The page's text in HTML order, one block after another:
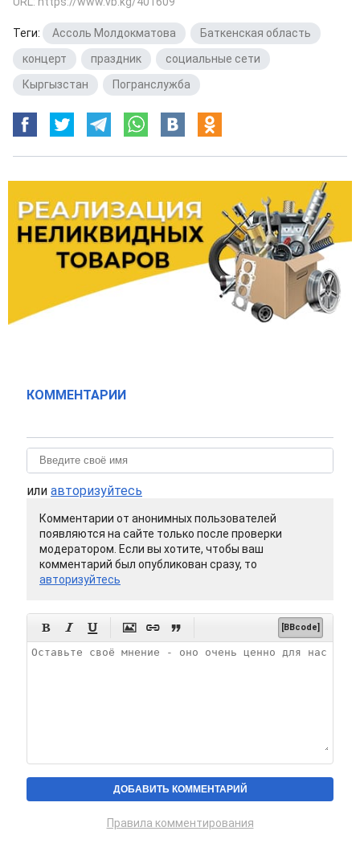
Теги: Ассоль Молдокматова Баткенская область
концерт
праздник социальные сети
Кыргызстан
Погранслужба
КОММЕНТАРИИ
или авторизуйтесь
Комментарии от анонимных пользователей
появляются на сайте только после проверки
модератором. Если вы хотите, чтобы ваш
комментарий был опубликован сразу, то
авторизуйтесь
      [BBcode]
Правила комментирования